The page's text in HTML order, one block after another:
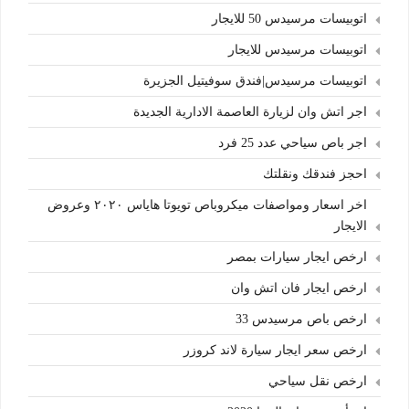
اتوبيسات مرسيدس 50 للايجار
اتوبيسات مرسيدس للايجار
اتوبيسات مرسيدس|فندق سوفيتيل الجزيرة
اجر اتش وان لزيارة العاصمة الادارية الجديدة
اجر باص سياحي عدد 25 فرد
احجز فندقك ونقلتك
اخر اسعار ومواصفات ميكروباص تويوتا هاياس ٢٠٢٠ وعروض
الايجار
ارخص ايجار سيارات بمصر
ارخص ايجار فان اتش وان
ارخص باص مرسيدس 33
ارخص سعر ايجار سيارة لاند كروزر
ارخص نقل سياحي